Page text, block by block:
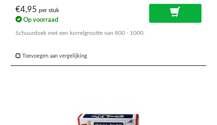
€4,95 per stuk
Op voorraad
Schuurdoek met een korrelgrootte van 800 - 1000.
Toevoegen aan vergelijking